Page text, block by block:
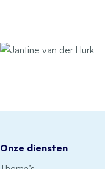
Onze diensten